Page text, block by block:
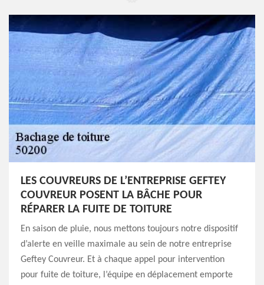
LES COUVREURS DE L’ENTREPRISE GEFTEY
COUVREUR POSENT LA BÂCHE POUR
RÉPARER LA FUITE DE TOITURE
En saison de pluie, nous mettons toujours notre dispositif
d’alerte en veille maximale au sein de notre entreprise
Geftey Couvreur. Et à chaque appel pour intervention
pour fuite de toiture, l’équipe en déplacement emporte